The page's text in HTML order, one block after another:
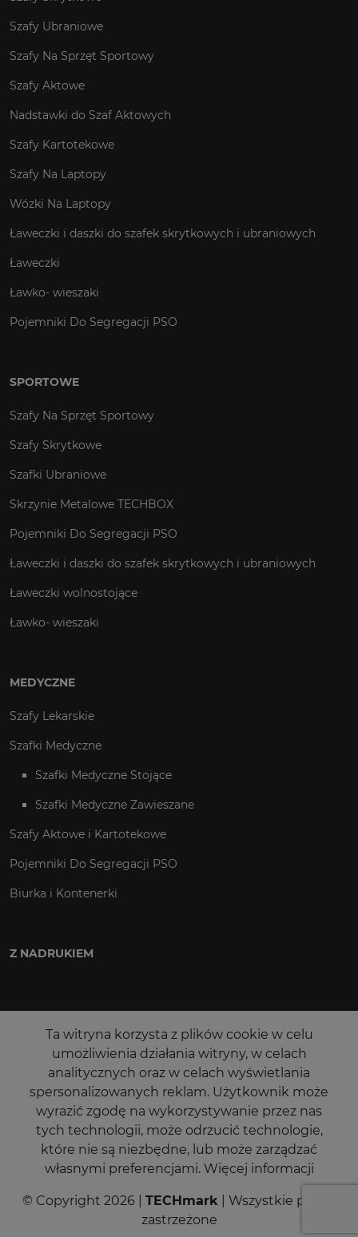
Szafy Ubraniowe
Szafy Na Sprzęt Sportowy
Szafy Aktowe
Nadstawki do Szaf Aktowych
Szafy Kartotekowe
Szafy Na Laptopy
Wózki Na Laptopy
Ławeczki i daszki do szafek skrytkowych i ubraniowych
Ławeczki
Ławko- wieszaki
Pojemniki Do Segregacji PSO
SPORTOWE
Szafy Na Sprzęt Sportowy
Szafy Skrytkowe
Szafki Ubraniowe
Skrzynie Metalowe TECHBOX
Pojemniki Do Segregacji PSO
Ławeczki i daszki do szafek skrytkowych i ubraniowych
Ławeczki wolnostojące
Ławko- wieszaki
MEDYCZNE
Szafy Lekarskie
Szafki Medyczne
Szafki Medyczne Stojące
Szafki Medyczne Zawieszane
Szafy Aktowe i Kartotekowe
Pojemniki Do Segregacji PSO
Biurka i Kontenerki
Z NADRUKIEM
Ta witryna korzysta z plików cookie w celu
umożliwienia działania witryny, w celach
analitycznych oraz w celach wyświetlania
spersonalizowanych reklam. Użytkownik może
wyrazić zgodę na wykorzystywanie przez nas
tych technologii, może odrzucić technologie,
które nie są niezbędne, lub może zarządzać
własnymi preferencjami. Więcej informacji
© Copyright 2026 | TECHmark | Wszystkie prawa
zastrzeżone